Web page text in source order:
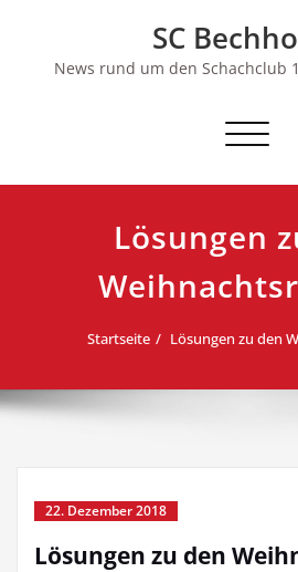
SC
News rund um den Schachclub
Schalte
Lösungen
Startseite Lösungen zu den
22. Dezember 2018
Lösungen zu den